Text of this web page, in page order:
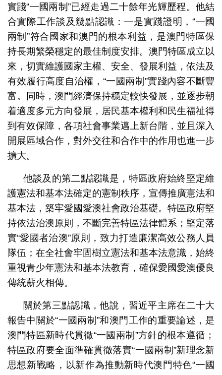
實踐“一國兩制”已經走過二十餘年光輝歷程。他結
合實際工作談及幾點認識：一是實踐證明，“一國
兩制”符合國家和澳門的根本利益，是澳門特區保
持長期繁榮穩定的最佳制度安排。澳門特區成立以
來，切實維護國家主權、安全、發展利益，依法及
有效履行高度自治權，“一國兩制”實踐內容不斷豐
富。同時，澳門經濟保持穩定較快發展，並逐步朝
着適度多元方向發展，居民基本權利和民生福祉得
到有效保障，各項社會事業邁上新台階，並且深入
開展區域合作，對外交往和合作中的作用也進一步
擴大。
他談及的第二點認識是，特區政府始終堅定維
護憲法和基本法確定的憲制秩序，宣傳推廣憲法和
基本法，築牢愛國愛澳社會政治基礎。特區政府堅
持依法治澳原則，不斷完善特區法律體系；堅定落
實“愛國者治澳”原則，致力打造廉潔高效公務人員
隊伍；在全社會牢固樹立憲法和基本法意識，始終
重視青少年憲法和基本法教育，確保愛國愛澳優良
傳統薪火相傳。
關於第三點認識，他說，習近平主席在二十大
報告中關於“一國兩制”和澳門工作的重要論述，是
澳門特區新時代貫徹“一國兩制”方針的根本遵循；
特區政府要全面準確貫徹落實“一國兩制”新理念新
思想新戰略，以新作為推動新時代澳門特色“一國